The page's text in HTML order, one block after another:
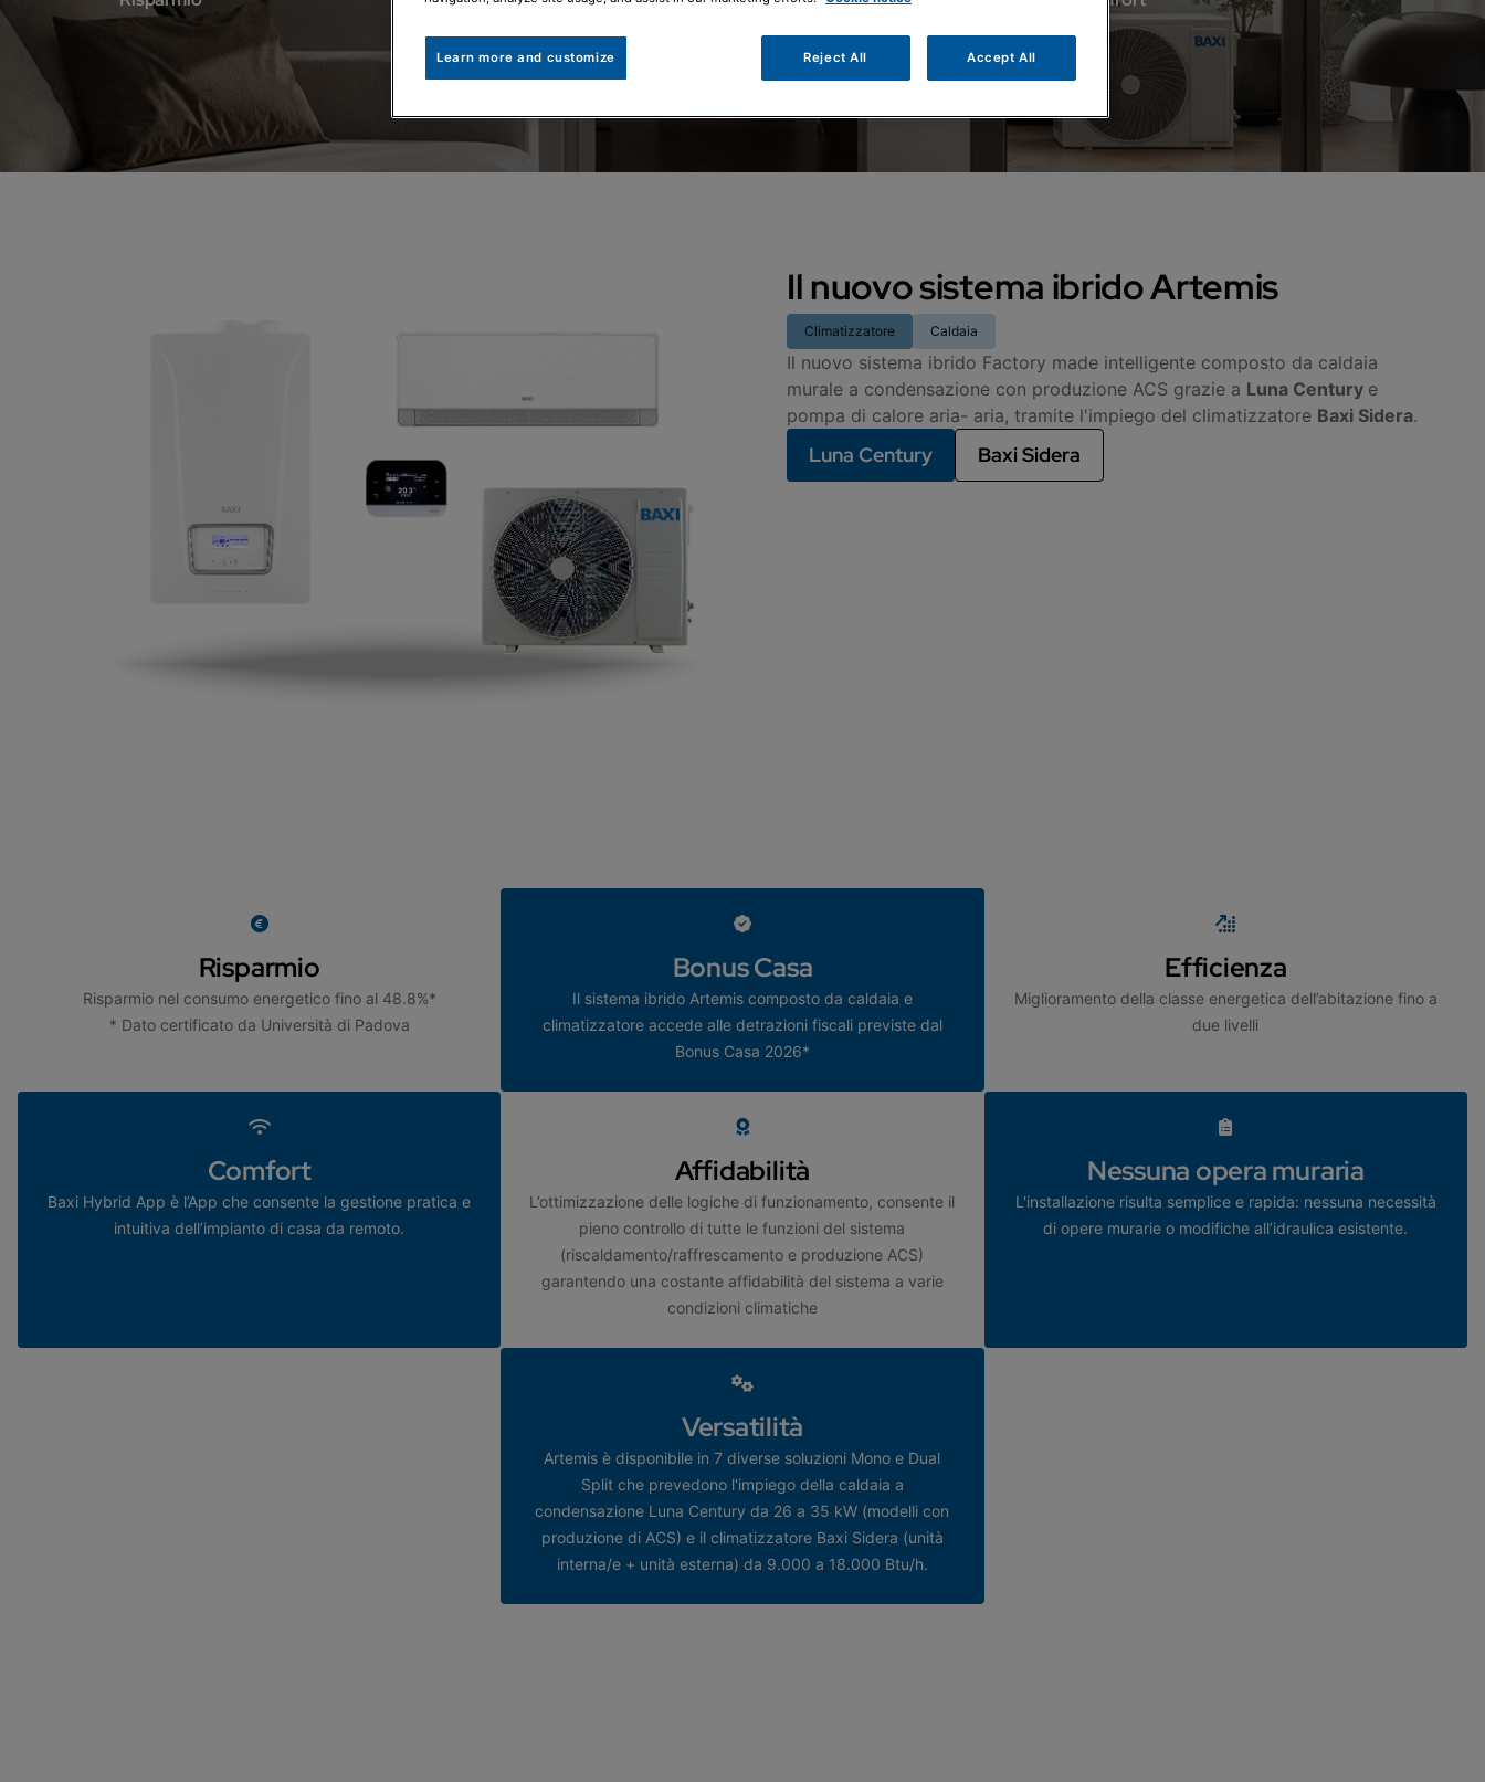
Il nuovo sistema ibrido Artemis
Climatizzatore Caldaia
Il nuovo sistema ibrido Factory made intelligente composto da caldaia
murale a condensazione con produzione ACS grazie a Luna Century e
pompa di calore aria- aria, tramite l'impiego del climatizzatore Baxi Sidera.
Luna Century Baxi Sidera
Risparmio
Risparmio nel consumo energetico fino al 48.8%*
* Dato certificato da Università di Padova
Bonus Casa
Il sistema ibrido Artemis composto da caldaia e
climatizzatore accede alle detrazioni fiscali previste dal
Bonus Casa 2026*
Efficienza
Miglioramento della classe energetica dell’abitazione fino a
due livelli
Comfort
Baxi Hybrid App è l’App che consente la gestione pratica e
intuitiva dell’impianto di casa da remoto.
Affidabilità
L’ottimizzazione delle logiche di funzionamento, consente il
pieno controllo di tutte le funzioni del sistema
(riscaldamento/raffrescamento e produzione ACS)
garantendo una costante affidabilità del sistema a varie
condizioni climatiche
Nessuna opera muraria
L'installazione risulta semplice e rapida: nessuna necessità
di opere murarie o modifiche all’idraulica esistente.
Versatilità
Artemis è disponibile in 7 diverse soluzioni Mono e Dual
Split che prevedono l'impiego della caldaia a
condensazione Luna Century da 26 a 35 kW (modelli con
produzione di ACS) e il climatizzatore Baxi Sidera (unità
interna/e + unità esterna) da 9.000 a 18.000 Btu/h.
Learn more and customize Reject All Accept All